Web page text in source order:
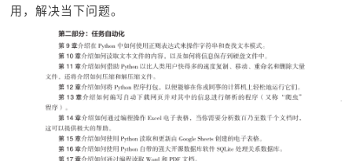
用，解决当下问题。